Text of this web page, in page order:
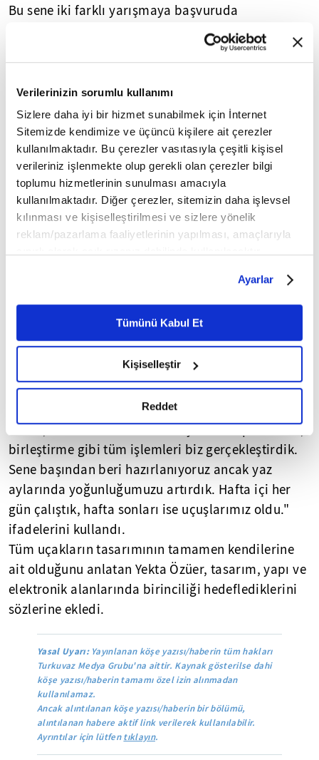
Verilerinizin sorumlu kullanımı
Sizlere daha iyi bir hizmet sunabilmek için İnternet
Sitemizde kendimize ve üçüncü kişilere ait çerezler
kullanılmaktadır. Bu çerezler vasıtasıyla çeşitli kişisel
verileriniz işlenmekte olup gerekli olan çerezler bilgi
toplumu hizmetlerinin sunulması amacıyla
kullanılmaktadır. Diğer çerezler, sitemizin daha işlevsel
kılınması ve kişiselleştirilmesi ve sizlere yönelik
reklam/pazarlama faaliyetlerinin yapılması, amaçlarıyla
belirleyebilirsiniz. Çerezlere ilişkin detaylı bilgi için
Ayarlar butonuna tıklayabilir,Çerez Bilgilendirme
Metnimizi ziyaret edebilirsiniz.
6698 sayılı Kişisel Verilerin Korunması Kanunu uyarınca
okumak ve sitemizi ziyaretiniz kapsamında
gerçekleştirilen veri işleme faaliyetleri ile ilgili daha
detaylı bilgi almak için lütfentıklayınız.
Ayarlar
Tümünü Kabul Et
Kişiselleştir
Reddet
Bu sene iki farklı yarışmaya başvuruda
bulunduklarını dile getiren Koç, şöyle devam etti:
"Her iki yarışma için de hazırlık sürecimiz başarılı
açıklandık. 20 Ağustos'ta TÜBİTAK Uluslararası İHA
Yarışması için finalistlik durumumuz açıklanacak.
Olumlu bir sonuç bekliyoruz."
Projenin tasarım ve üretim aşamalarının
tamamlandığını kaydeden Koç, "Yarışmaya yedekli
uçaklarla gitmek zorundayız. Orada herhangi bir
olumsuzluk yaşamak istemiyoruz. Test
aşamalarına geçtik. Şu an tamamen yazılım ve
uçuş testleri gerçekleştiriyoruz. Bu süreçte
Proje ekibinin üretim aşamasında görev alan,
Uçak Mühendisliği Bölümü 1. sınıf öğrencisi 20
yaşındaki Yekta Özüer ise elektronik dışındaki tüm
yapısal aşamalarındaki çalışmalara katkı
sunduğuna dikkati çekti.
Yapısal ekipte 10 kişinin görev aldığına değinen
Özüer, "Sürekli üretim halindeydik. Zımparalama,
birleştirme gibi tüm işlemleri biz gerçekleştirdik.
Sene başından beri hazırlanıyoruz ancak yaz
aylarında yoğunluğumuzu artırdık. Hafta içi her
gün çalıştık, hafta sonları ise uçuşlarımız oldu."
ifadelerini kullandı.
Tüm uçakların tasarımının tamamen kendilerine
ait olduğunu anlatan Yekta Özüer, tasarım, yapı ve
elektronik alanlarında birinciliği hedeflediklerini
sözlerine ekledi.
Yasal Uyarı:Yayınlanan köşe yazısı/haberin tüm hakları
Turkuvaz Medya Grubu'na aittir. Kaynak gösterilse dahi
köşe yazısı/haberin tamamı özel izin alınmadan
kullanılamaz.
Ancak alıntılanan köşe yazısı/haberin bir bölümü,
alıntılanan habere aktif link verilerek kullanılabilir.
Ayrıntılar için lütfentıklayın.